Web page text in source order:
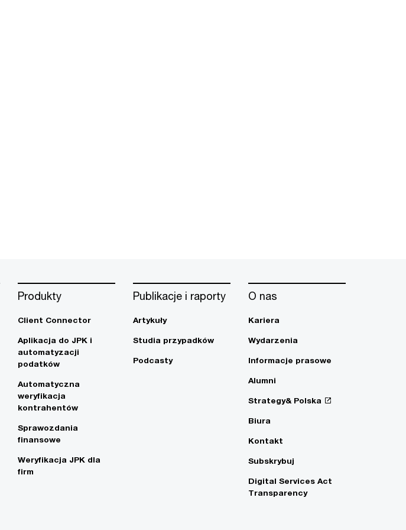
Produkty
Client Connector
Aplikacja do JPK i
automatyzacji
podatków
Automatyczna
weryfikacja
kontrahentów
Sprawozdania
finansowe
Weryfikacja JPK dla
firm
Publikacje i raporty
Artykuły
Studia przypadków
Podcasty
O nas
Kariera
Wydarzenia
Informacje prasowe
Alumni
Strategy& Polska
Biura
Kontakt
Subskrybuj
Digital Services Act
Transparency